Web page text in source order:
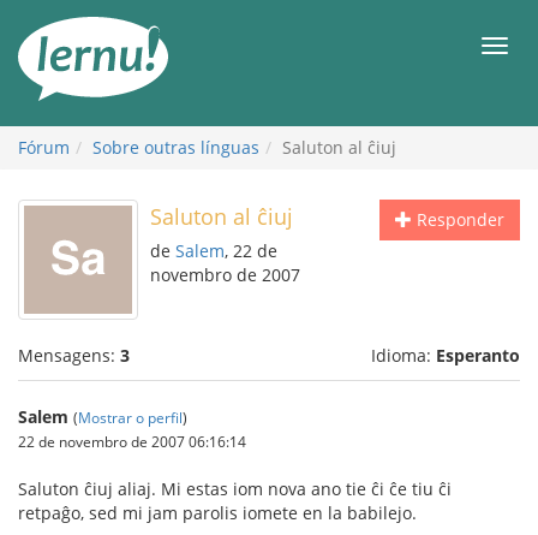
conteúdo
Fórum Sobre outras línguas Saluton al ĉiuj
Responder
Saluton al ĉiuj
de Salem, 22 de
novembro de 2007
Mensagens: 3 Idioma: Esperanto
Salem (Mostrar o perfil)
22 de novembro de 2007 06:16:14
Saluton ĉiuj aliaj. Mi estas iom nova ano tie ĉi ĉe tiu ĉi
retpaĝo, sed mi jam parolis iomete en la babilejo.